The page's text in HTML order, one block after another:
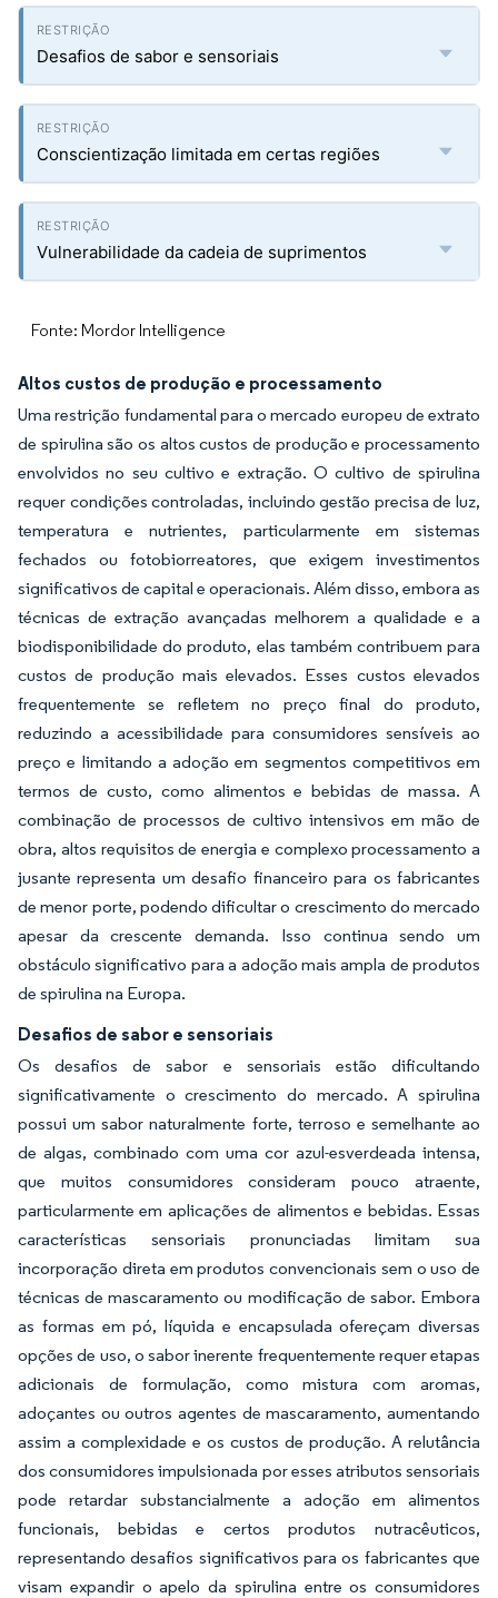
Desafios de sabor e sensoriais
Conscientização limitada em certas regiões
Vulnerabilidade da cadeia de suprimentos
Fonte: Mordor Intelligence
Altos custos de produção e processamento
Uma restrição fundamental para o mercado europeu de extrato
de spirulina são os altos custos de produção e processamento
envolvidos no seu cultivo e extração. O cultivo de spirulina
requer condições controladas, incluindo gestão precisa de luz,
temperatura e nutrientes, particularmente em sistemas
fechados ou fotobiorreatores, que exigem investimentos
significativos de capital e operacionais. Além disso, embora as
técnicas de extração avançadas melhorem a qualidade e a
biodisponibilidade do produto, elas também contribuem para
custos de produção mais elevados. Esses custos elevados
frequentemente se refletem no preço final do produto,
reduzindo a acessibilidade para consumidores sensíveis ao
preço e limitando a adoção em segmentos competitivos em
termos de custo, como alimentos e bebidas de massa. A
combinação de processos de cultivo intensivos em mão de
obra, altos requisitos de energia e complexo processamento a
jusante representa um desafio financeiro para os fabricantes
de menor porte, podendo dificultar o crescimento do mercado
apesar da crescente demanda. Isso continua sendo um
obstáculo significativo para a adoção mais ampla de produtos
de spirulina na Europa.
Desafios de sabor e sensoriais
Os desafios de sabor e sensoriais estão dificultando
significativamente o crescimento do mercado. A spirulina
possui um sabor naturalmente forte, terroso e semelhante ao
de algas, combinado com uma cor azul-esverdeada intensa,
que muitos consumidores consideram pouco atraente,
particularmente em aplicações de alimentos e bebidas. Essas
características sensoriais pronunciadas limitam sua
incorporação direta em produtos convencionais sem o uso de
técnicas de mascaramento ou modificação de sabor. Embora
as formas em pó, líquida e encapsulada ofereçam diversas
opções de uso, o sabor inerente frequentemente requer etapas
adicionais de formulação, como mistura com aromas,
adoçantes ou outros agentes de mascaramento, aumentando
assim a complexidade e os custos de produção. A relutância
dos consumidores impulsionada por esses atributos sensoriais
pode retardar substancialmente a adoção em alimentos
funcionais, bebidas e certos produtos nutracêuticos,
representando desafios significativos para os fabricantes que
visam expandir o apelo da spirulina entre os consumidores